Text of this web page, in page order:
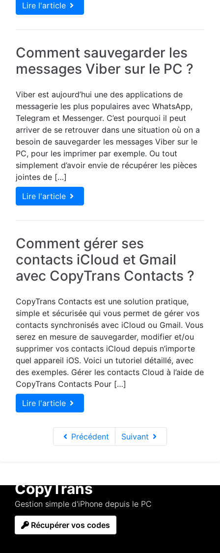
Lire l'article
Comment sauvegarder les
messages Viber sur le PC ?
Viber est aujourd’hui une des applications de
messagerie les plus populaires avec WhatsApp,
Telegram et Messenger. C’est pourquoi il peut
arriver de se retrouver dans une situation où on a
besoin de sauvegarder les messages Viber sur le
PC, pour les imprimer par exemple. Ou tout
simplement d’avoir envie de récupérer les pièces
jointes de […]
Lire l'article
Comment gérer ses
contacts iCloud et Gmail
avec CopyTrans Contacts ?
CopyTrans Contacts est une solution pratique,
simple et sécurisée qui vous permet de gérer vos
contacts synchronisés avec iCloud ou Gmail. Vous
serez en mesure de sauvegarder, modifier et/ou
supprimer vos contacts iCloud depuis n’importe
quel appareil iOS. Voici un tutoriel détaillé, avec
des exemples. Gérer les contacts Cloud à l’aide de
CopyTrans Contacts Pour […]
Lire l'article
Précédent Suivant
CopyTrans
Gestion simple d'iPhone depuis le PC
Récupérer vos codes